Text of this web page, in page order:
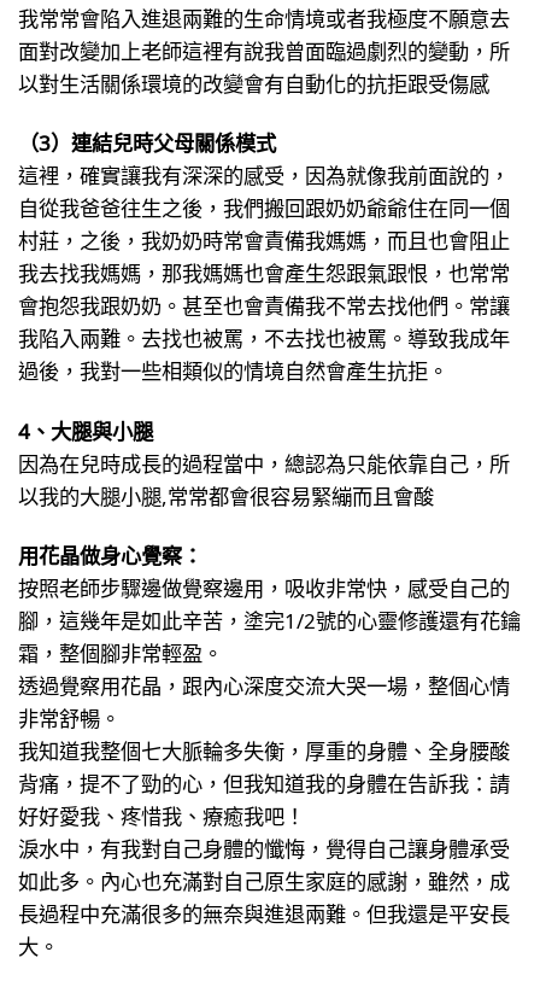
我常常會陷入進退兩難的生命情境或者我極度不願意去
面對改變加上老師這裡有說我曾面臨過劇烈的變動，所
以對生活關係環境的改變會有自動化的抗拒跟受傷感
（3）連結兒時父母關係模式
這裡，確實讓我有深深的感受，因為就像我前面說的，
自從我爸爸往生之後，我們搬回跟奶奶爺爺住在同一個
村莊，之後，我奶奶時常會責備我媽媽，而且也會阻止
我去找我媽媽，那我媽媽也會產生怨跟氣跟恨，也常常
會抱怨我跟奶奶。甚至也會責備我不常去找他們。常讓
我陷入兩難。去找也被罵，不去找也被罵。導致我成年
過後，我對一些相類似的情境自然會產生抗拒。
4、大腿與小腿
因為在兒時成長的過程當中，總認為只能依靠自己，所
以我的大腿小腿,常常都會很容易緊繃而且會酸
用花晶做身心覺察：
按照老師步驟邊做覺察邊用，吸收非常快，感受自己的
腳，這幾年是如此辛苦，塗完1/2號的心靈修護還有花鑰
霜，整個腳非常輕盈。
透過覺察用花晶，跟內心深度交流大哭一場，整個心情
非常舒暢。
我知道我整個七大脈輪多失衡，厚重的身體、全身腰酸
背痛，提不了勁的心，但我知道我的身體在告訴我：請
好好愛我、疼惜我、療癒我吧！
淚水中，有我對自己身體的懺悔，覺得自己讓身體承受
如此多。內心也充滿對自己原生家庭的感謝，雖然，成
長過程中充滿很多的無奈與進退兩難。但我還是平安長
大。